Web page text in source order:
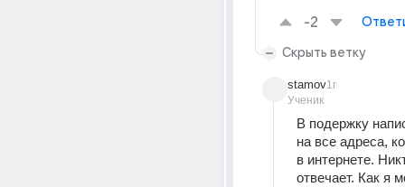
-2
Скрыть ветку
stamov
Ученик
1г
В подержку
на все адреса,
в интернете.
отвечает. Как я